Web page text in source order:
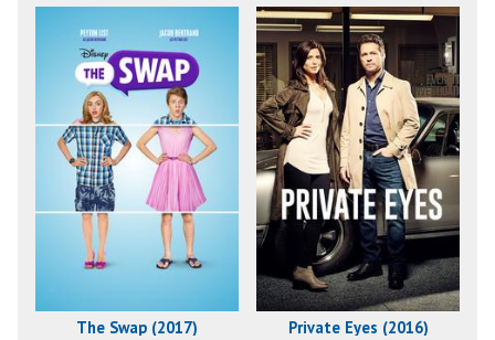
The Swap (2017) Private Eyes (2016)